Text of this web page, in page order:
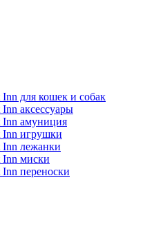
для кошек и собак
аксессуары
Inn амуниция
Inn игрушки
лежанки
Inn миски
переноски